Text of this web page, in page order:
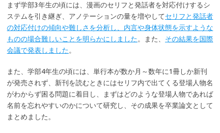
まず学部3年生の頃には、漫画のセリフと発話者を対応付けするシ
ステムを引き継ぎ、アノテーションの量を増やしてセリフと発話者
の対応付けの傾向や難しさを分析し、内言や身体状態を示すような
ものの場合難しいことを明らかにしました。また、 その結果を国際
会議で発表しました。
また、学部4年生の頃には、単行本が数か月～数年に1冊しか新刊
が発売されず、新刊を読むときにはセリフ内で出てくる登場人物名
がわからず困る問題に着目し、まずはどのような登場人物であれば
名前を忘れやすいのかについて研究し、その成果を卒業論文として
まとめました。